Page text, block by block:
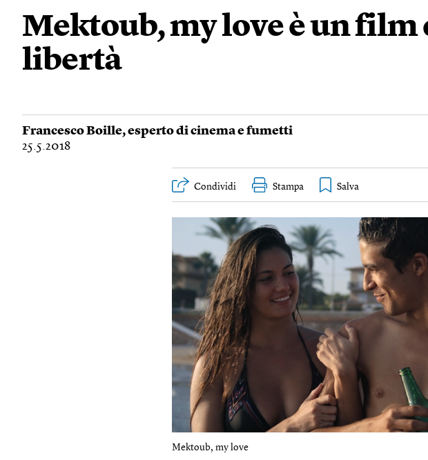
Mektoub, my love è un film
libertà
Francesco Boille, esperto di cinema e fumetti
25.5.2018
Condividi Stampa
Mektoub, my love